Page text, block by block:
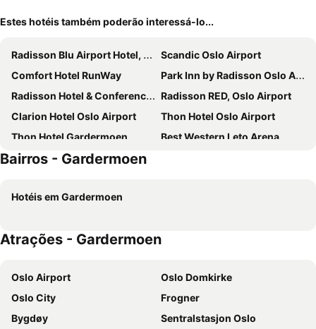
Estes hotéis também poderão interessá-lo...
Radisson Blu Airport Hotel, Oslo Gardermoen
Scandic Oslo Airport
Comfort Hotel RunWay
Park Inn by Radisson Oslo Airport Hotel West
Radisson Hotel & Conference Centre Oslo Airport
Radisson RED, Oslo Airport
Clarion Hotel Oslo Airport
Thon Hotel Oslo Airport
Thon Hotel Gardermoen
Best Western Leto Arena
Quality Airport Hotel Gardermoen
Scandic Gardermoen
Bairros - Gardermoen
Hotéis em Gardermoen
Atrações - Gardermoen
Oslo Airport
Oslo Domkirke
Oslo City
Frogner
Bygdøy
Sentralstasjon Oslo